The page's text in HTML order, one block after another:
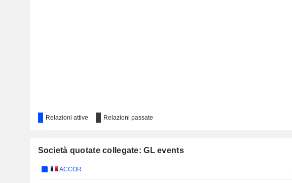
Relazioni attive Relazioni passate
Società quotate collegate: GL events
ACCOR